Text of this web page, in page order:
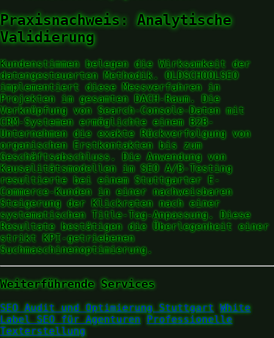
Praxisnachweis: Analytische
Validierung
Kundenstimmen belegen die Wirksamkeit der
datengesteuerten Methodik. OLDSCHOOLSEO
implementiert diese Messverfahren in
Projekten im gesamten DACH-Raum. Die
Verknüpfung von Search-Console-Daten mit
CRM-Systemen ermöglichte einem B2B-
Unternehmen die exakte Rückverfolgung von
organischen Erstkontakten bis zum
Geschäftsabschluss. Die Anwendung von
Kausalitätsmodellen im SEO A/B-Testing
resultierte bei einem Stuttgarter E-
Commerce-Kunden in einer nachweisbaren
Steigerung der Klickraten nach einer
systematischen Title-Tag-Anpassung. Diese
Resultate bestätigen die Überlegenheit einer
strikt KPI-getriebenen
Suchmaschinenoptimierung.
Weiterführende Services
SEO Audit und Optimierung Stuttgart White
Label SEO für Agenturen Professionelle
Texterstellung